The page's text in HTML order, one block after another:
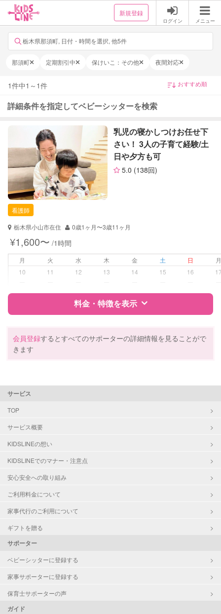
新規登録
ログイン メニュー
栃木県那須町, 日付・時間を選択, 他5件
那須町 定期割引中 保けいこ：その他 夜間対応
1件中1 ～ 1件
詳細条件を指定してベビーシッターを検索
乳児の寝かしつけお任せ下
さい！ 3人の子育て経験/土
日や夕方も可
5.0 (138回)
看護師
栃木県小山市在住
0歳1ヶ月〜3歳11ヶ月
¥1,600〜 /1時間
月 火 水 木 金 土 日
10
11 12 13 14 15 16
料金・特徴を表示
資格
自治体届出済ベビーシッター
障がい児対応
レッスン
定期予約
お子様の撮影
（定期特典）
会員登録するとすべてのサポーターの詳細情報を見ることがで
きます
サービス
TOP
サービス概要
KIDSLINEの想い
KIDSLINEでのマナー・注意点
安心安全への取り組み
ご利用料金について
家事代行のご利用について
ギフトを贈る
サポーター
ベビーシッターに登録する
家事サポーターに登録する
保育士サポーターの声
ガイド